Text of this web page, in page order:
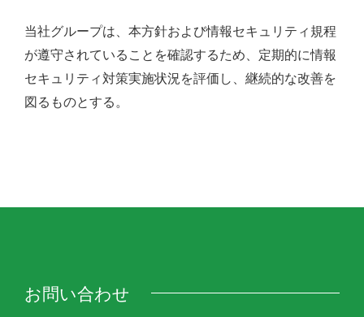
当社グループは、本方針および情報セキュリティ規程
が遵守されていることを確認するため、定期的に情報
セキュリティ対策実施状況を評価し、継続的な改善を
図るものとする。
お問い合わせ